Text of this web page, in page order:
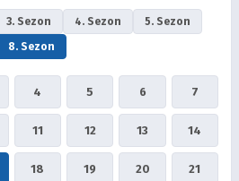
3. Sezon 4. Sezon
5. Sezon
8. Sezon
4 5 6 7
11 12 13 14
18 19 20 21